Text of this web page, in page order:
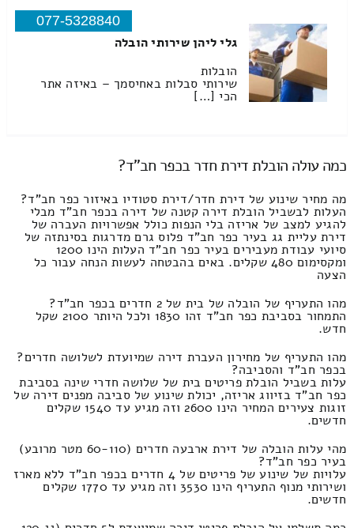
077-5328840
גלי ליהן שירותי הובלה
הובלות
שירותי סבלות באחיסמך – באיזה אתר
הכי […]
כמה עולה הובלת דירת חדר בכפר חב"ד?
מה מחיר שינוע של דירת חדר/דירת סטודיו באיזור כפר חב"ד?
העלות לבשביל הובלת דירה קטנה של דירה בכפר חב"ד מבלי
להגיע למצב של אריזה בלי הנפות כולל אפשרויות העברה של
דירת עליית גג בעיר כפר חב"ד פלוס גרם מדרגות בסינתזה של
סיועי עבודת מעבירים בעיר כפר חב"ד העלות הינו 1200
ומקסימום 480 שקלים. באים בהבטחה לעשות הנחה עבור כל
הצעה
מהו התעריף של הובלה של בית של 2 חדרים בכפר חב"ד?
התמחור בסביבת כפר חב"ד זהו 1830 ולכל היותר 2100 שקל
חדש.
מהו התעריף של מחירון העברת דירה שמיועדת לשלושה חדרים?
בכפר חב"ד והסביבה?
עלות בשביל הובלת פריטים בית של שלושה חדרי שינה בסביבת
כפר חב"ד בזיווג אריזה, יכולת שינוע של סביבה מפנים דירה של
זוגות צעירים המחיר הינו 2600 וזה מגיע עד 1540 שקלים
חדשים.
מהי עלות הובלה של דירת ארבעה חדרים (60-110 מטר מרובע)
בעיר כפר חב"ד?
עלויות של שינוע של פריטים של 4 חדרים בכפר חב"ד ללא מארז
ושירותי מנוף התעריף הינו 3530 וזה מגיע עד 1770 שקלים
חדשים.